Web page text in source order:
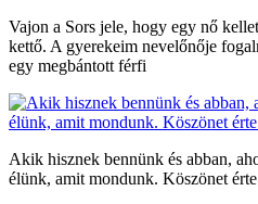
Vajon a Sors jele, hogy egy nő
kettő. A gyerekeim nevelőnője
egy megbántott férfi
Akik hisznek bennünk és abban,
élünk, amit mondunk. Köszönet